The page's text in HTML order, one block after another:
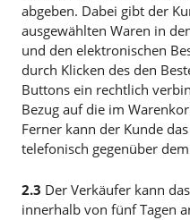
abgeben. Dabei gibt der
ausgewählten Waren in
und den elektronischen
durch Klicken des den
Buttons ein rechtlich
Bezug auf die im
Ferner kann der Kunde
telefonisch gegenüber
2.3 Der Verkäufer kann
innerhalb von fünf Tagen